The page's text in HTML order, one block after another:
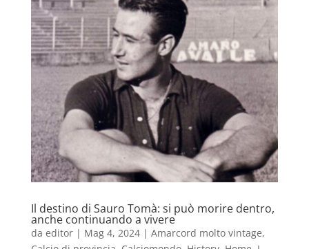
Il destino di Sauro Tomà: si può morire dentro,
anche continuando a vivere
da editor| Mag 4, 2024| Amarcord molto vintage,